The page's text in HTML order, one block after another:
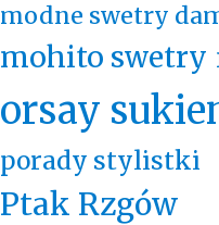
modne swetry
mohito swetry
orsay
porady stylistki
Ptak Rzgów